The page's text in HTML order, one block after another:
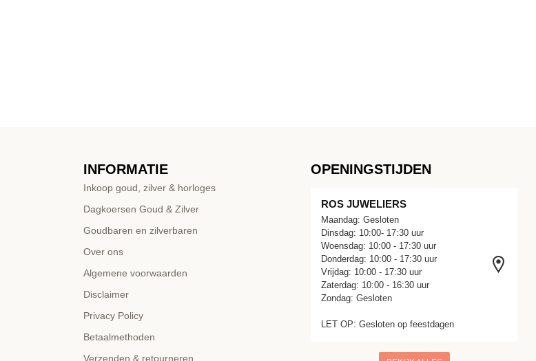
INFORMATIE
Inkoop goud, zilver & horloges
Dagkoersen Goud & Zilver
Goudbaren en zilverbaren
Over ons
Algemene voorwaarden
Disclaimer
Privacy Policy
Betaalmethoden
Verzenden & retourneren
OPENINGSTIJDEN
ROS JUWELIERS
Maandag: Gesloten
Dinsdag: 10:00- 17:30 uur
Woensdag: 10:00 - 17:30 uur
Donderdag: 10:00 - 17:30 uur
Vrijdag: 10:00 - 17:30 uur
Zaterdag: 10:00 - 16:30 uur
Zondag: Gesloten
LET OP: Gesloten op feestdagen